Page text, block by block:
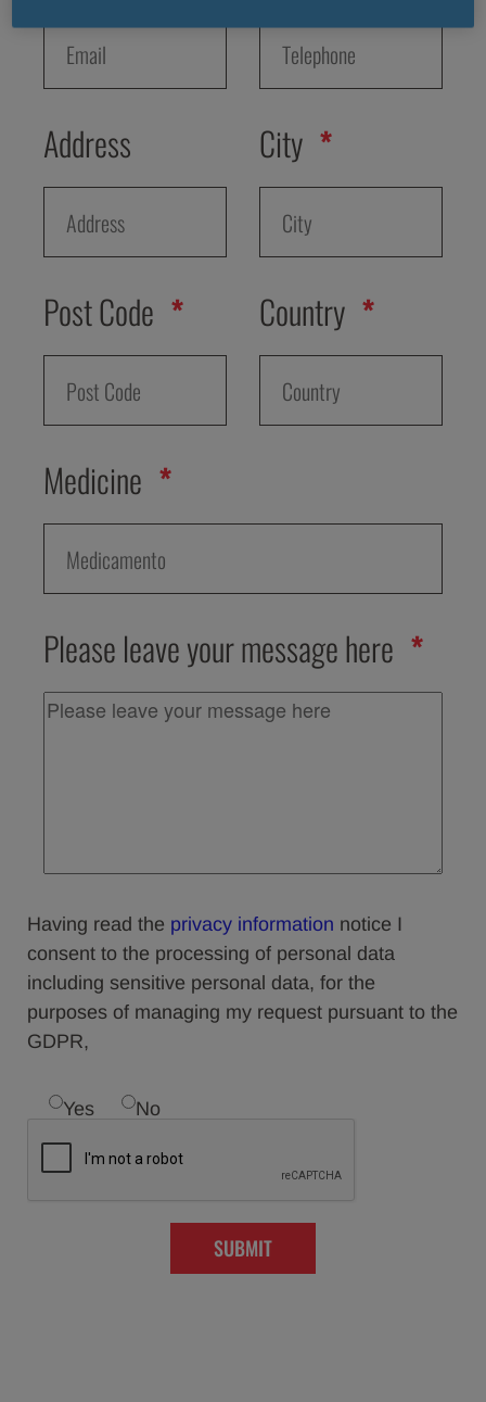
Address City
Post Code Country
Medicine
Please leave your message here
Having read the privacy information notice I
consent to the processing of personal data
including sensitive personal data, for the
purposes of managing my request pursuant to the
GDPR,
Yes No
SUBMIT